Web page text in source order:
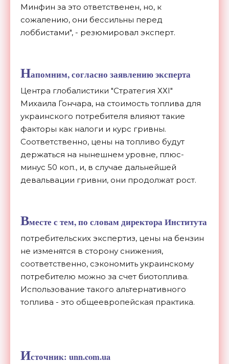
Минфин за это ответственен, но, к
сожалению, они бессильны перед
лоббистами", - резюмировал эксперт.
Напомним, согласно заявлению эксперта
Центра глобалистики "Стратегия ХХI"
Михаила Гончара, на стоимость топлива для
украинского потребителя влияют такие
факторы как налоги и курс гривны.
Соответственно, цены на топливо будут
держаться на нынешнем уровне, плюс-
минус 50 коп., и, в случае дальнейшей
девальвации гривни, они продолжат рост.
Вместе с тем, по словам директора Института
потребительских экспертиз, цены на бензин
не изменятся в сторону снижения,
соответственно, сэкономить украинскому
потребителю можно за счет биотоплива.
Использование такого альтернативного
топлива - это общеевропейская практика.
Источник: unn.com.ua